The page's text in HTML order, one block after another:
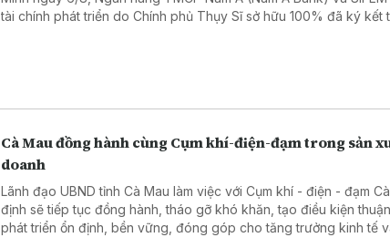
tài chính phát triển do Chính phủ Thụy Sĩ sở hữu 100% đã ký kết
Cà Mau đồng hành cùng Cụm khí-điện-đạm trong sản
doanh
Lãnh đạo UBND tỉnh Cà Mau làm việc với Cụm khí - điện - đạm
định sẽ tiếp tục đồng hành, tháo gỡ khó khăn, tạo điều kiện
phát triển ổn định, bền vững, đóng góp cho tăng trưởng kinh tế